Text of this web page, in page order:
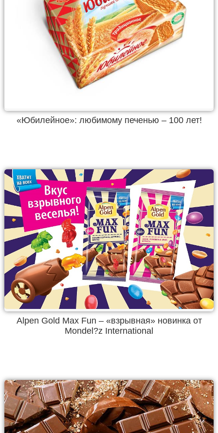
«Юбилейное»: любимому печенью – 100 лет!
Alpen Gold Max Fun – «взрывная» новинка от
Mondel?z International